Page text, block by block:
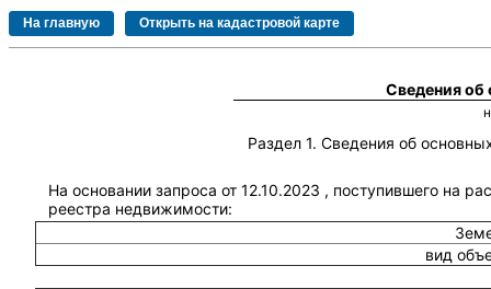
Сведения
Раздел 1. Сведения об
На основании запроса от 12.10.2023 , поступившего на
реестра недвижимости:
вид